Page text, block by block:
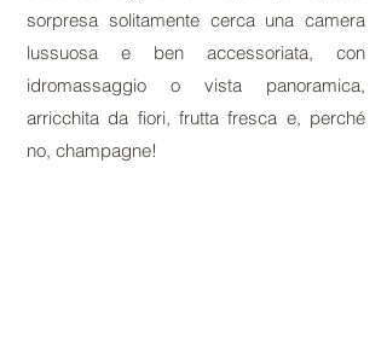
sorpresa solitamente cerca una camera
lussuosa e ben accessoriata, con
idromassaggio o vista panoramica,
arricchita da fiori, frutta fresca e, perché
no, champagne!